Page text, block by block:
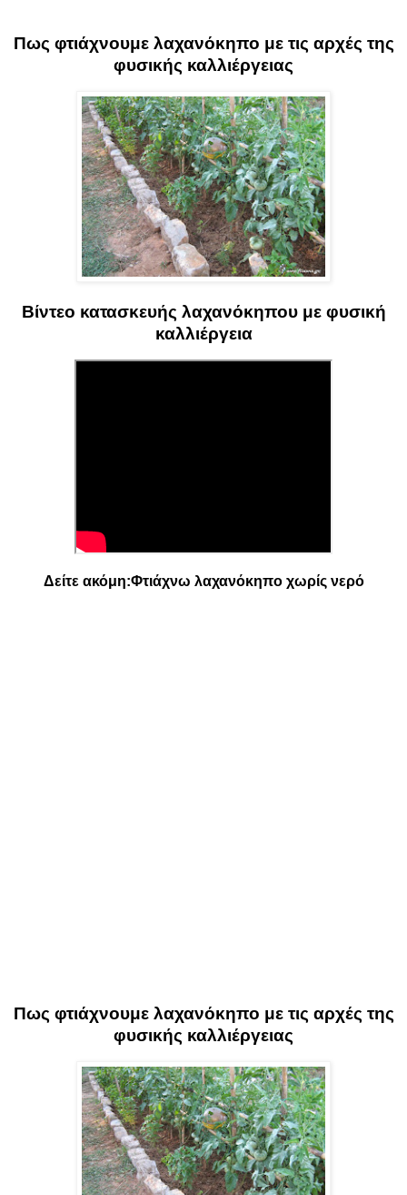
Πως φτιάχνουμε λαχανόκηπο με τις αρχές της
φυσικής καλλιέργειας
Βίντεο κατασκευής λαχανόκηπου με φυσική
καλλιέργεια
Δείτε ακόμη:Φτιάχνω λαχανόκηπο χωρίς νερό
Πως φτιάχνουμε λαχανόκηπο με τις αρχές της
φυσικής καλλιέργειας